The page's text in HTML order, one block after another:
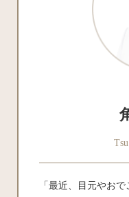
「最近、目元やお